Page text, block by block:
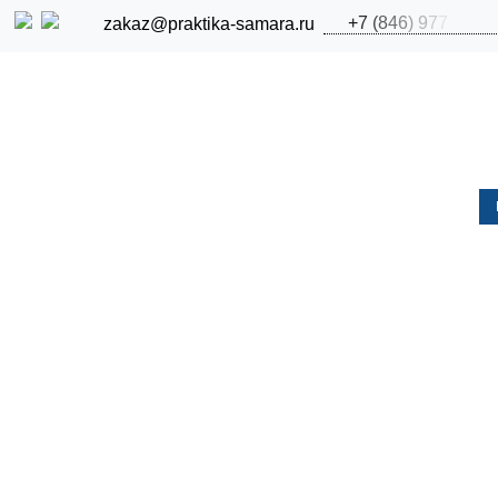
zakaz@praktika-samara.ru +7 (846) 977